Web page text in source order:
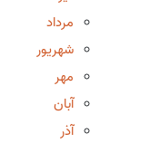
مرداد
شهریور
مهر
آبان
آذر